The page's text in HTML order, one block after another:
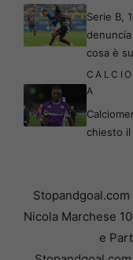
Serie B,
denuncia
cosa è
A
chiesto il
Nicola Marchese
e